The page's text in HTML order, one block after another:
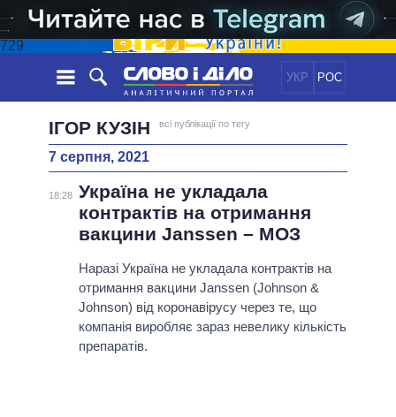
729
УКР РОС
НОВИНИ
СТРІЧКА
ПОДІЇ
СТАТТІ
ДУМКИ
ОГЛЯДИ
ДАЙДЖЕСТИ
ЕКОНОМІКА
СУСПІЛЬСТВО
СВІТ
ПОЛIТИКИ
УСІ ПОЛІТИКИ
ПРЕЗИДЕНТ І ОФІС
ВЕРХОВНА РАДА
КАБІНЕТ МІНІСТРІВ
ГОЛОВИ ОБЛАДМІНІСТРАЦІЙ
ІНФОГРАФІКА
ВІДЕО
ПІДТРИМАТИ
ІГОР КУЗІН всі публікації по тегу
7 серпня, 2021
18:28 Україна не укладала
контрактів на отримання
вакцини Janssen – МОЗ
Наразі Україна не укладала контрактів на
отримання вакцини Janssen (Johnson &
Johnson) від коронавірусу через те, що
компанія виробляє зараз невелику кількість
препаратів.